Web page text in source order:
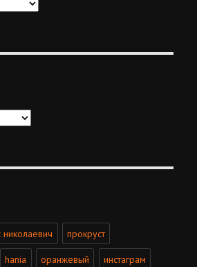
николаевич прокруст
hania оранжевый инстаграм